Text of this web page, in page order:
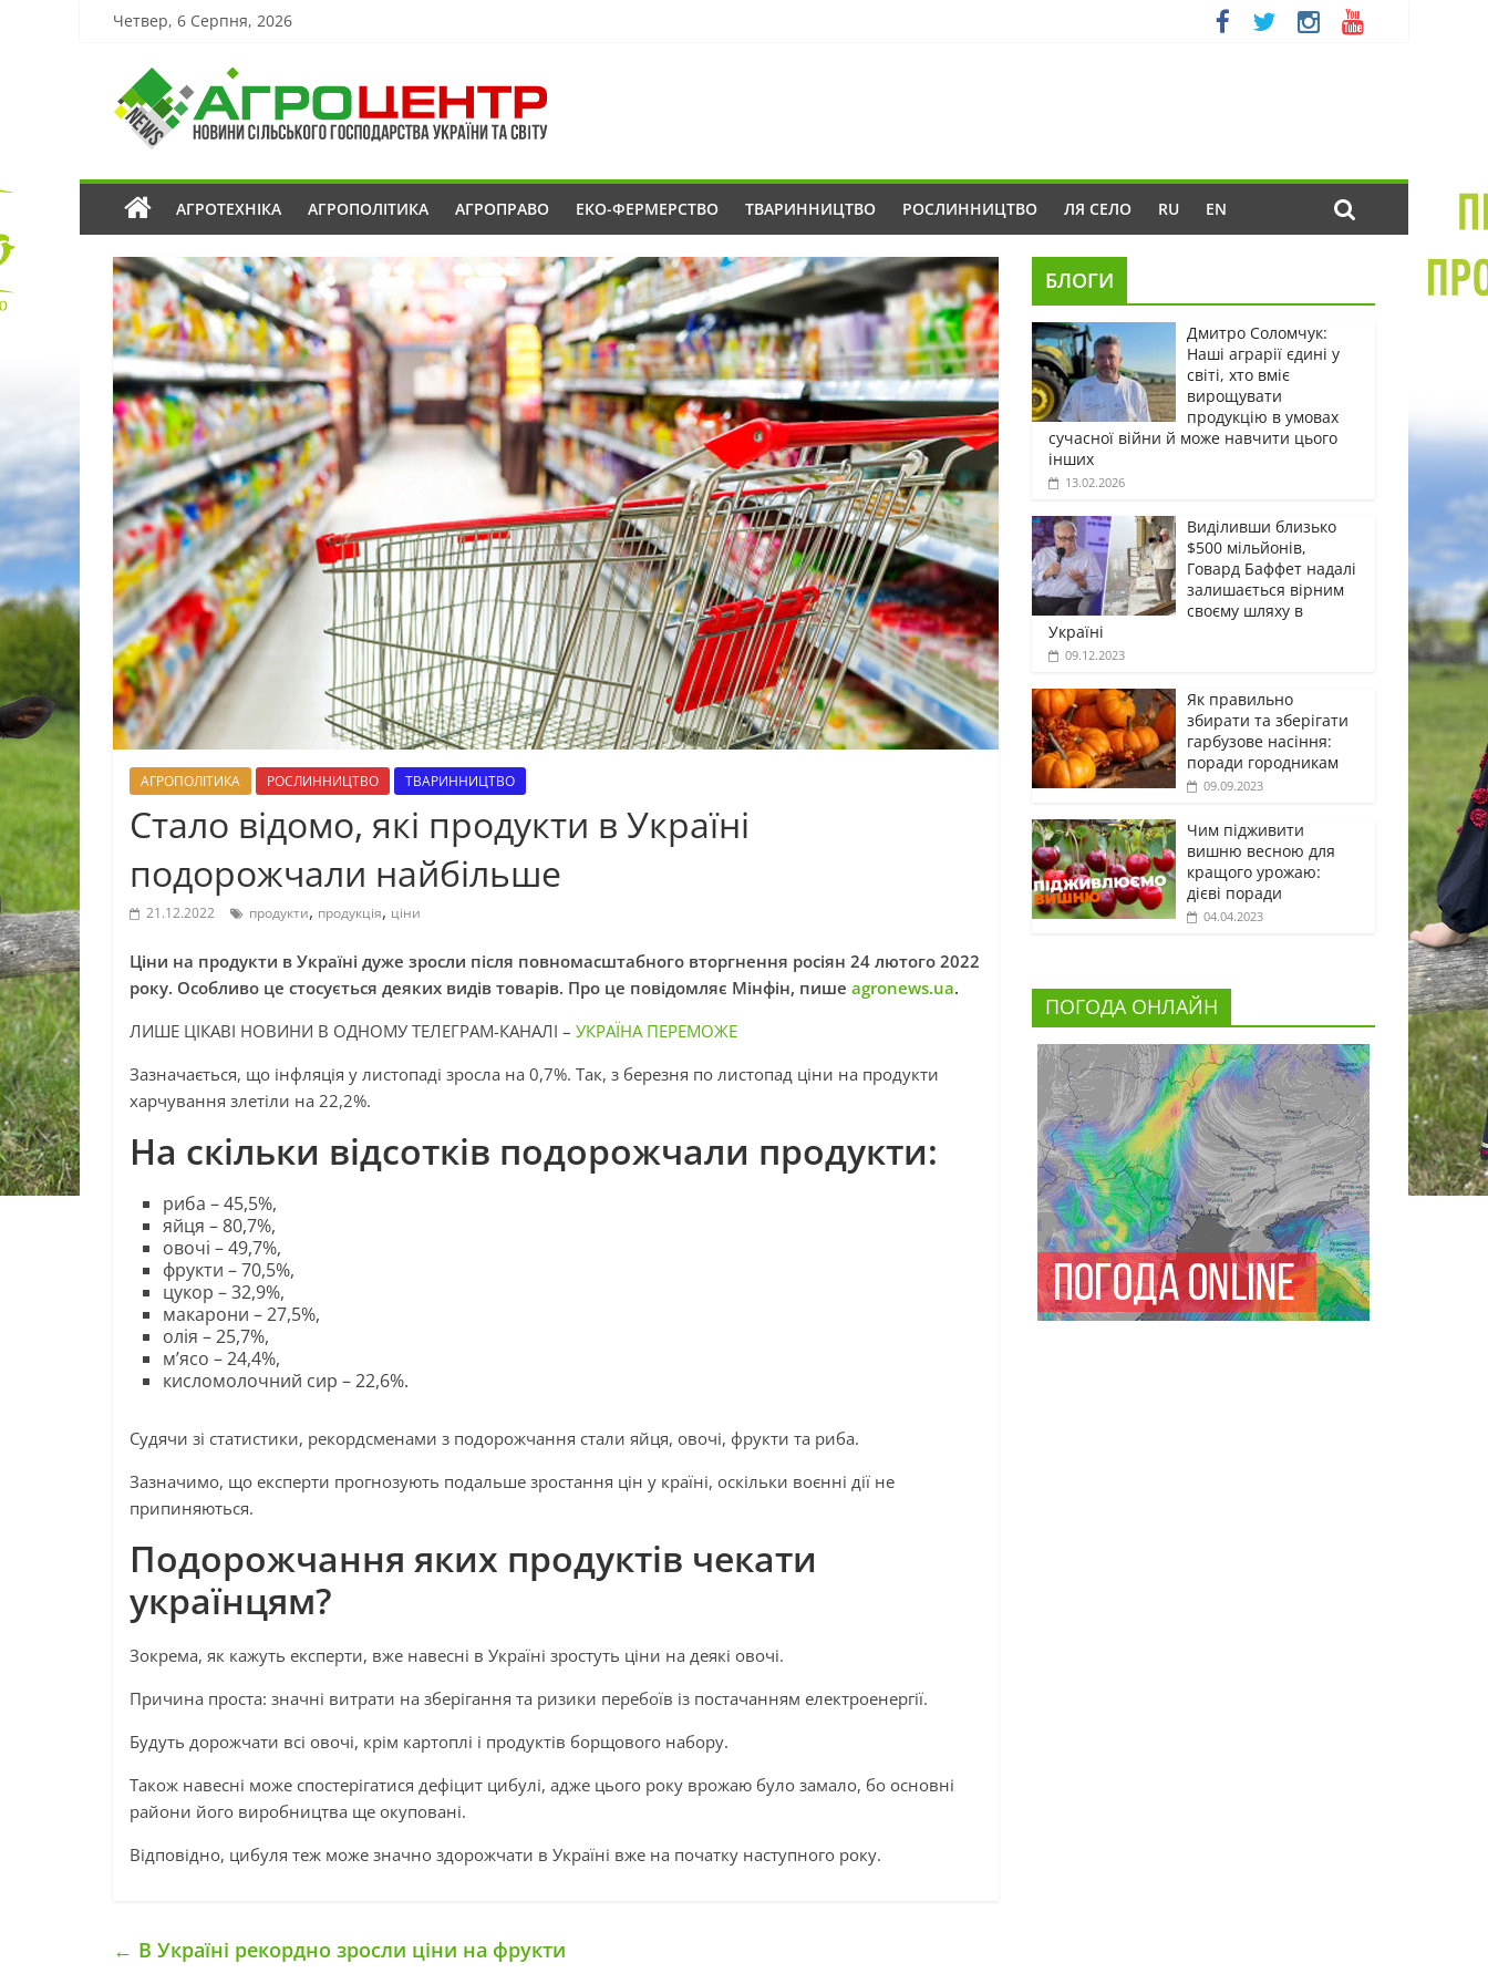
Четвер, 6 Серпня, 2026
АГРОТЕХНІКА АГРОПОЛІТИКА АГРОПРАВО ЕКО-ФЕРМЕРСТВО ТВАРИННИЦТВО РОСЛИННИЦТВО ЛЯ СЕЛО RU EN
АГРОПОЛІТИКА РОСЛИННИЦТВО ТВАРИННИЦТВО
Стало відомо, які продукти в Україні
подорожчали найбільше
21.12.2022 продукти, продукція, ціни
Ціни на продукти в Україні дуже зросли після повномасштабного вторгнення росіян 24 лютого 2022
року. Особливо це стосується деяких видів товарів. Про це повідомляє Мінфін, пише agronews.ua.
ЛИШЕ ЦІКАВІ НОВИНИ В ОДНОМУ ТЕЛЕГРАМ-КАНАЛІ – УКРАЇНА ПЕРЕМОЖЕ
Зазначається, що інфляція у листопаді зросла на 0,7%. Так, з березня по листопад ціни на продукти
харчування злетіли на 22,2%.
На скільки відсотків подорожчали продукти:
риба – 45,5%,
яйця – 80,7%,
овочі – 49,7%,
фрукти – 70,5%,
цукор – 32,9%,
макарони – 27,5%,
олія – 25,7%,
м’ясо – 24,4%,
кисломолочний сир – 22,6%.
Судячи зі статистики, рекордсменами з подорожчання стали яйця, овочі, фрукти та риба.
Зазначимо, що експерти прогнозують подальше зростання цін у країні, оскільки воєнні дії не
припиняються.
Подорожчання яких продуктів чекати
українцям?
Зокрема, як кажуть експерти, вже навесні в Україні зростуть ціни на деякі овочі.
Причина проста: значні витрати на зберігання та ризики перебоїв із постачанням електроенергії.
Будуть дорожчати всі овочі, крім картоплі і продуктів борщового набору.
Також навесні може спостерігатися дефіцит цибулі, адже цього року врожаю було замало, бо основні
райони його виробництва ще окуповані.
Відповідно, цибуля теж може значно здорожчати в Україні вже на початку наступного року.
← В Україні рекордно зросли ціни на фрукти
БЛОГИ
Дмитро Соломчук:
Наші аграрії єдині у
світі, хто вміє
вирощувати
продукцію в умовах
сучасної війни й може навчити цього
інших
13.02.2026
Виділивши близько
$500 мільйонів,
Говард Баффет надалі
залишається вірним
своєму шляху в
Україні
09.12.2023
Як правильно
збирати та зберігати
гарбузове насіння:
поради городникам
09.09.2023
Чим підживити
вишню весною для
кращого урожаю:
дієві поради
04.04.2023
ПОГОДА ОНЛАЙН